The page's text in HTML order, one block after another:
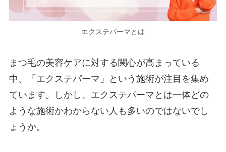
エクステパーマとは
まつ毛の美容ケアに対する関心が高まっている
中、「エクステパーマ」という施術が注目を集め
ています。しかし、エクステパーマとは一体どの
ような施術かわからない人も多いのではないでし
ょうか。